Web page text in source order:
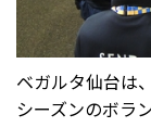
ベガルタ仙台は
シーズンのボラ